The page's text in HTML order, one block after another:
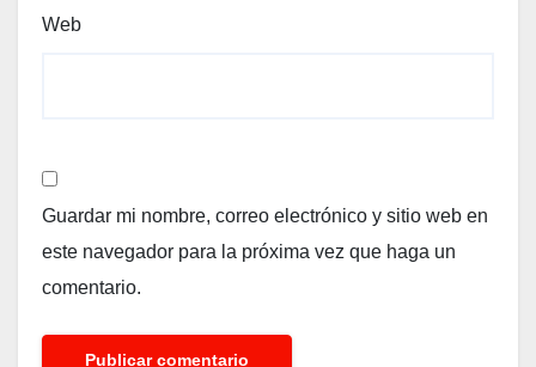
Web
Guardar mi nombre, correo electrónico y sitio web en
este navegador para la próxima vez que haga un
comentario.